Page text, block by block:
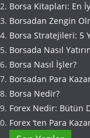
Borsa Kitapları: En
Borsadan Zengin
Borsa Stratejileri: 5
Borsada Nasıl
Borsa Nasıl İşler?
Borsadan Para
Borsa Nedir?
Forex Nedir: Bütün
Forex ‘ten Para